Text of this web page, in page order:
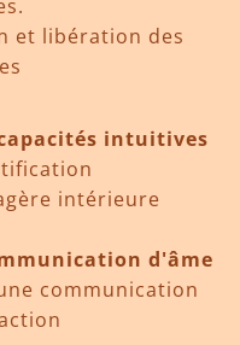
et libération des
intuitives
intérieure
d'âme
communication